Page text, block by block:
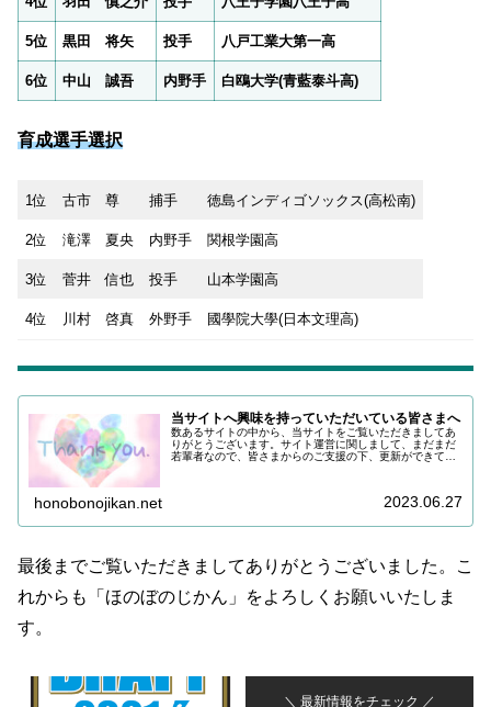
5位 黒田 将矢 投手 八戸工業大第一高
6位 中山 誠吾 内野手 白鴎大学(青藍泰斗高)
育成選手選択
1位 古市 尊 捕手 徳島インディゴソックス(高松南)
2位 滝澤 夏央 内野手 関根学園高
3位 菅井 信也 投手 山本学園高
4位 川村 啓真 外野手 國學院大學(日本文理高)
当サイトへ興味を持っていただいている皆さまへ
数あるサイトの中から、当サイトをご覧いただきましてあ
りがとうございます。サイト運営に関しまして、まだまだ
若輩者なので、皆さまからのご支援の下、更新ができてい
honobonojikan.net 2023.06.27
最後までご覧いただきましてありがとうございました。こ
れからも「ほのぼのじかん」をよろしくお願いいたしま
す。
＼ 最新情報をチェック ／